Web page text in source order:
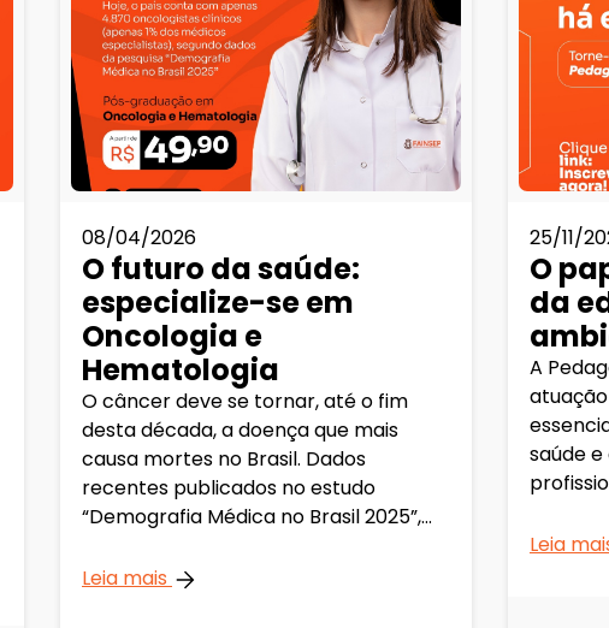
08/04/2026
O futuro da saúde:
especialize-se em
Oncologia e
Hematologia
O câncer deve se tornar, até o fim
desta década, a doença que mais
causa mortes no Brasil. Dados
recentes publicados no estudo
“Demografia Médica no Brasil 2025”,...
Leia mais
25/11/
O
da
A
saúde
Leia